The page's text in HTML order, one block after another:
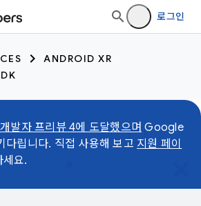
로그인
ANDROID XR
개발자 프리뷰 4에 도달했으며 Google
다립니다. 직접 사용해 보고 지원 페이
요.